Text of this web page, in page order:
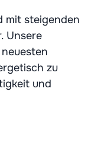
mit steigenden
Unsere
zu
und